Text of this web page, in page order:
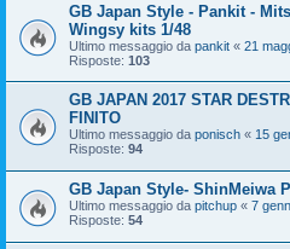
GB Japan Style - Pankit -
Wingsy kits 1/48
Ultimo messaggio da pankit « 21
Risposte: 103
GB JAPAN 2017 STAR
FINITO
Ultimo messaggio da ponisch « 15
Risposte: 94
GB Japan Style- ShinMeiwa
Ultimo messaggio da pitchup « 7
Risposte: 54